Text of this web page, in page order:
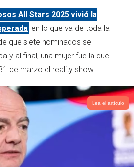
All Stars 2025 vivió la
en lo que va de toda la
que siete nominados se
y al final, una mujer fue la que
de marzo el reality show.
Lea el artículo